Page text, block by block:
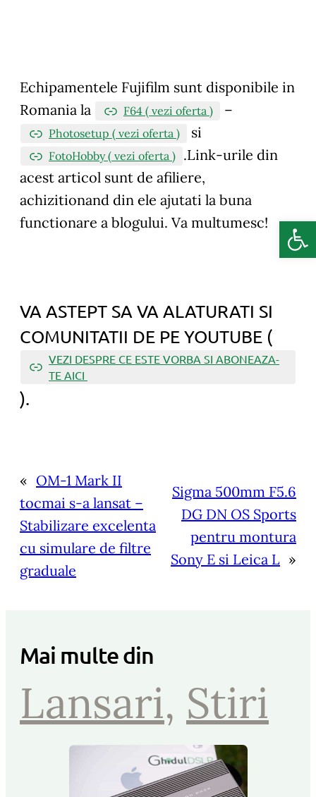
Echipamentele Fujifilm sunt disponibile in
Romania la
F64 ( vezi oferta ) –
Photosetup ( vezi oferta ) si
FotoHobby ( vezi oferta ) .Link-urile din
acest articol sunt de afiliere,
achizitionand din ele ajutati la buna
functionare a blogului. Va multumesc!
VA ASTEPT SA VA ALATURATI SI
COMUNITATII DE PE YOUTUBE (
VEZI DESPRE CE ESTE VORBA SI ABONEAZA-
TE AICI
).
« OM-1 Mark II
tocmai s-a lansat –
Stabilizare excelenta
cu simulare de filtre
graduale
Sigma 500mm F5.6
DG DN OS Sports
pentru montura
Sony E si Leica L »
Mai multe din
Lansari, Stiri